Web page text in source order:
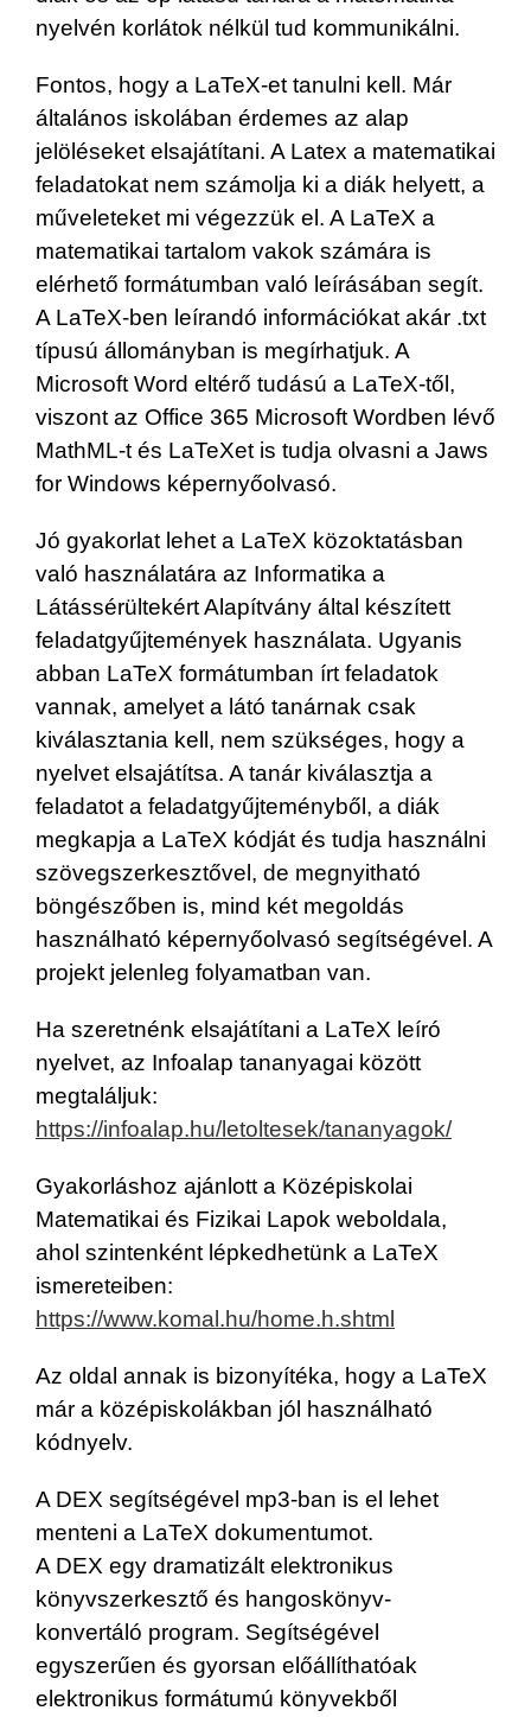
nyelvén korlátok nélkül tud kommunikálni.
Fontos, hogy a LaTeX-et tanulni kell. Már
általános iskolában érdemes az alap
jelöléseket elsajátítani. A Latex a matematikai
feladatokat nem számolja ki a diák helyett, a
műveleteket mi végezzük el. A LaTeX a
matematikai tartalom vakok számára is
elérhető formátumban való leírásában segít.
A LaTeX-ben leírandó információkat akár .txt
típusú állományban is megírhatjuk. A
Microsoft Word eltérő tudású a LaTeX-től,
viszont az Office 365 Microsoft Wordben lévő
MathML-t és LaTeXet is tudja olvasni a Jaws
for Windows képernyőolvasó.
Jó gyakorlat lehet a LaTeX közoktatásban
való használatára az Informatika a
Látássérültekért Alapítvány által készített
feladatgyűjtemények használata. Ugyanis
abban LaTeX formátumban írt feladatok
vannak, amelyet a látó tanárnak csak
kiválasztania kell, nem szükséges, hogy a
nyelvet elsajátítsa. A tanár kiválasztja a
feladatot a feladatgyűjteményből, a diák
megkapja a LaTeX kódját és tudja használni
szövegszerkesztővel, de megnyitható
böngészőben is, mind két megoldás
használható képernyőolvasó segítségével. A
projekt jelenleg folyamatban van.
Ha szeretnénk elsajátítani a LaTeX leíró
nyelvet, az Infoalap tananyagai között
megtaláljuk:
https://infoalap.hu/letoltesek/tananyagok/
Gyakorláshoz ajánlott a Középiskolai
Matematikai és Fizikai Lapok weboldala,
ahol szintenként lépkedhetünk a LaTeX
ismereteiben:
https://www.komal.hu/home.h.shtml
Az oldal annak is bizonyítéka, hogy a LaTeX
már a középiskolákban jól használható
kódnyelv.
A DEX segítségével mp3-ban is el lehet
menteni a LaTeX dokumentumot.
A DEX egy dramatizált elektronikus
könyvszerkesztő és hangoskönyv-
konvertáló program. Segítségével
egyszerűen és gyorsan előállíthatóak
elektronikus formátumú könyvekből